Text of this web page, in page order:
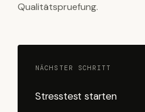
Qualitätspruefung.
NÄCHSTER SCHRITT
Stresstest starten